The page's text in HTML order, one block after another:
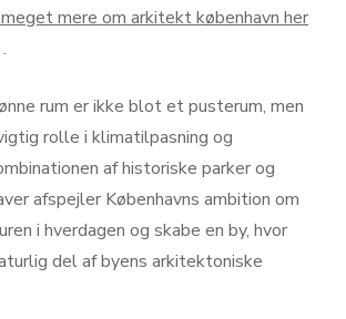
mere om arkitekt københavn her
.
rum er ikke blot et pusterum, men
rolle i klimatilpasning og
af historiske parker og
afspejler Københavns ambition om
i hverdagen og skabe en by, hvor
del af byens arkitektoniske